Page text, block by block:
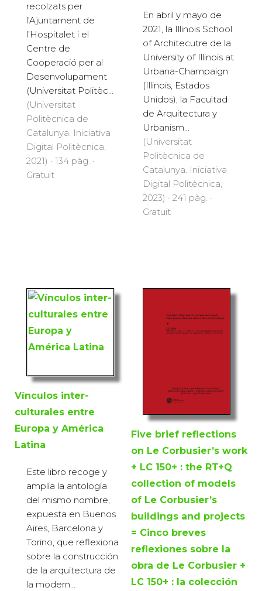
recolzats per
l'Ajuntament de
l’Hospitalet i el
Centre de
Cooperació per al
Desenvolupament
(Universitat Politèc...
(Universitat
Politècnica de
Catalunya. Iniciativa
Digital Politècnica,
2021) · 134 pàg. ·
Gratuït
En abril y mayo de
2021, la Illinois School
of Architecutre de la
University of Illinois at
Urbana-Champaign
(Illinois, Estados
Unidos), la Facultad
de Arquitectura y
Urbanism...
(Universitat
Politècnica de
Catalunya. Iniciativa
Digital Politècnica,
2023) · 241 pàg. ·
Gratuït
Vínculos inter-
culturales entre
Europa y América
Latina
Este libro recoge y
amplía la antología
del mismo nombre,
expuesta en Buenos
Aires, Barcelona y
Torino, que reflexiona
sobre la construcción
de la arquitectura de
la modern...
Five brief reflections
on Le Corbusier’s work
+ LC 150+ : the RT+Q
collection of models
of Le Corbusier’s
buildings and projects
= Cinco breves
reflexiones sobre la
obra de Le Corbusier +
LC 150+ : la colección